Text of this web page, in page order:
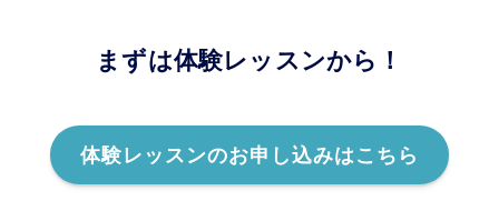
まずは体験レッスンから！
体験レッスンのお申し込みはこちら